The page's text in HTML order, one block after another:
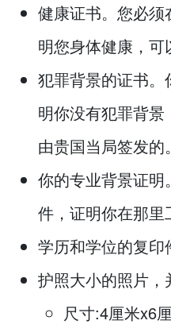
健康证书。您必
明您身体健康，可
犯罪背景的证书
明你没有犯罪背
由贵国当局签发的。
你的专业背景证
件，证明你在那里
学历和学位的复印
护照大小的照片，
尺寸:4厘米x6